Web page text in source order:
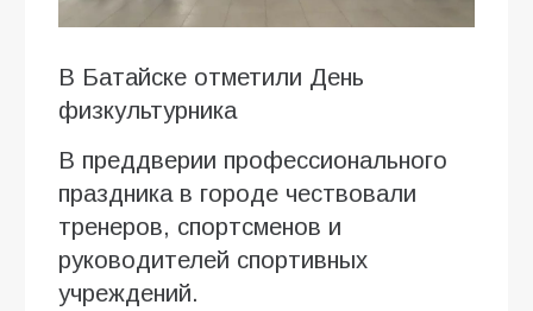
В Батайске отметили День
физкультурника
В преддверии профессионального
праздника в городе чествовали
тренеров, спортсменов и
руководителей спортивных
учреждений.